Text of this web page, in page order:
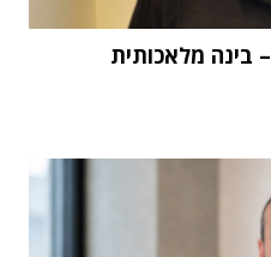
"העתיד הוא Physical AI – בינה מלאכותית